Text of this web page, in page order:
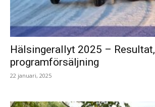
Hälsingerallyt 2025 –
programförsäljning
22 januari, 2025